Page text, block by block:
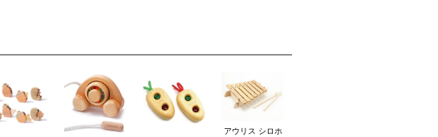
アウリス シロホ